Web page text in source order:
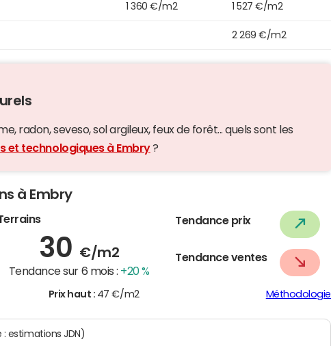
1 360 €/m2 1 527 €/m2
2 269 €/m2
radon, seveso, sol argileux, feux de forêt... quels sont les
et technologiques à Embry?
à Embry
30 €/m2
Tendance sur 6 mois : +20 %
Tendance prix
Tendance ventes
Prix haut : 47 €/m2 Méthodologie
estimations JDN)